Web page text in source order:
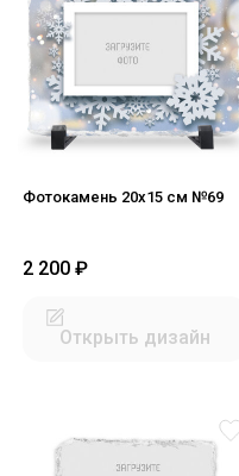
Фотокамень 20х15 см №69
2 200 ₽
Открыть дизайн